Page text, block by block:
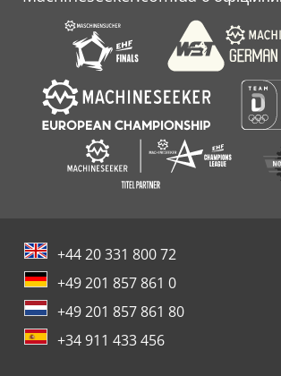
Claas Lexion 600 Tt
Claas Lexion 630 Montana
+44 20 331 800 72
+49 201 857 861 0
+49 201 857 861 80
+34 911 433 456